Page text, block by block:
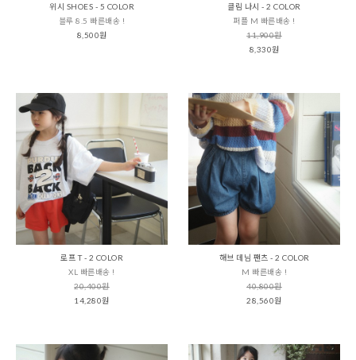
위시 SHOES - 5 COLOR
블루 8.5 빠른배송 !
8,500원
클림 나시 - 2 COLOR
퍼플 M 빠른배송 !
11,900원
8,330원
로프 T - 2 COLOR
XL 빠른배송 !
20,400원
14,280원
해브 데님 팬츠 - 2 COLOR
M 빠른배송 !
40,800원
28,560원